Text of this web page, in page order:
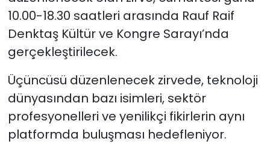
10.00-18.30 saatleri arasında Rauf Raif
Denktaş Kültür ve Kongre Sarayı’nda
gerçekleştirilecek.
Üçüncüsü düzenlenecek zirvede, teknoloji
dünyasından bazı isimleri, sektör
profesyonelleri ve yenilikçi fikirlerin aynı
platformda buluşması hedefleniyor.
Yazarlar